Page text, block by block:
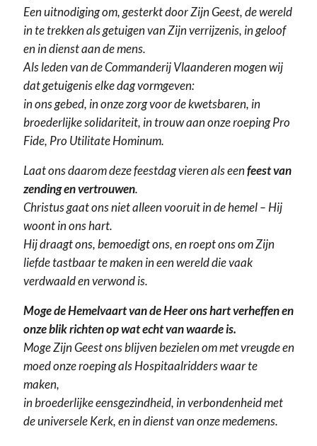
Een uitnodiging om, gesterkt door Zijn Geest, de wereld
in te trekken als getuigen van Zijn verrijzenis, in geloof
en in dienst aan de mens.
Als leden van de Commanderij Vlaanderen mogen wij
dat getuigenis elke dag vormgeven:
in ons gebed, in onze zorg voor de kwetsbaren, in
broederlijke solidariteit, in trouw aan onze roeping Pro
Fide, Pro Utilitate Hominum.
Laat ons daarom deze feestdag vieren als eenfeest van
zending en vertrouwen.
Christus gaat ons niet alleen vooruit in de hemel – Hij
woont in ons hart.
Hij draagt ons, bemoedigt ons, en roept ons om Zijn
liefde tastbaar te maken in een wereld die vaak
verdwaald en verwond is.
Moge de Hemelvaart van de Heer ons hart verheffen en
onze blik richten op wat echt van waarde is.
Moge Zijn Geest ons blijven bezielen om met vreugde en
moed onze roeping als Hospitaalridders waar te
maken,
in broederlijke eensgezindheid, in verbondenheid met
de universele Kerk, en in dienst van onze medemens.